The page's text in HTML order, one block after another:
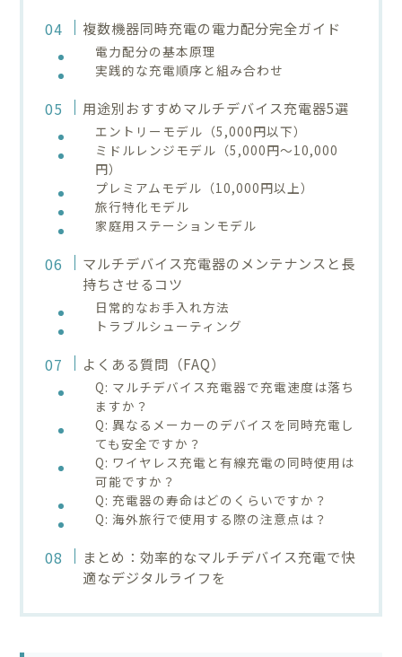
複数機器同時充電の電力配分完全ガイド
電力配分の基本原理
実践的な充電順序と組み合わせ
用途別おすすめマルチデバイス充電器5選
エントリーモデル（5,000円以下）
ミドルレンジモデル（5,000円〜10,000
円）
プレミアムモデル（10,000円以上）
旅行特化モデル
家庭用ステーションモデル
マルチデバイス充電器のメンテナンスと長
持ちさせるコツ
日常的なお手入れ方法
トラブルシューティング
よくある質問（FAQ）
Q: マルチデバイス充電器で充電速度は落ち
ますか？
Q: 異なるメーカーのデバイスを同時充電し
ても安全ですか？
Q: ワイヤレス充電と有線充電の同時使用は
可能ですか？
Q: 充電器の寿命はどのくらいですか？
Q: 海外旅行で使用する際の注意点は？
まとめ：効率的なマルチデバイス充電で快
適なデジタルライフを